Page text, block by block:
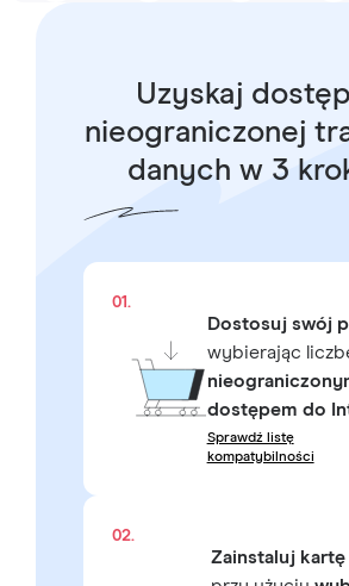
Uzyskaj
nieograniczonej
danych w 3
01.
Dostosuj swój
wybierając
dostępem do
Sprawdź listę
kompatybilności
02.
Zainstaluj kartę